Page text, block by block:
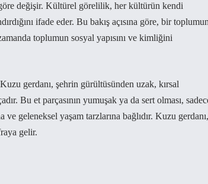
değişir. Kültürel görelilik, her kültürün kendi
ifade eder. Bu bakış açısına göre, bir
toplumun sosyal yapısını ve kimliğini
gerdanı, şehrin gürültüsünden uzak, kırsal
Bu et parçasının yumuşak ya da sert olması,
geleneksel yaşam tarzlarına bağlıdır. Kuzu gerdanı,
gelir.